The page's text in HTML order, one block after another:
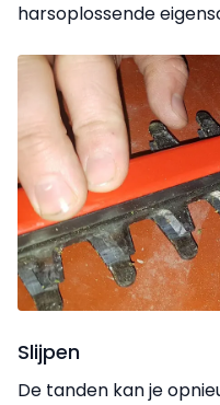
harsoplossende
Slijpen
De tanden kan je